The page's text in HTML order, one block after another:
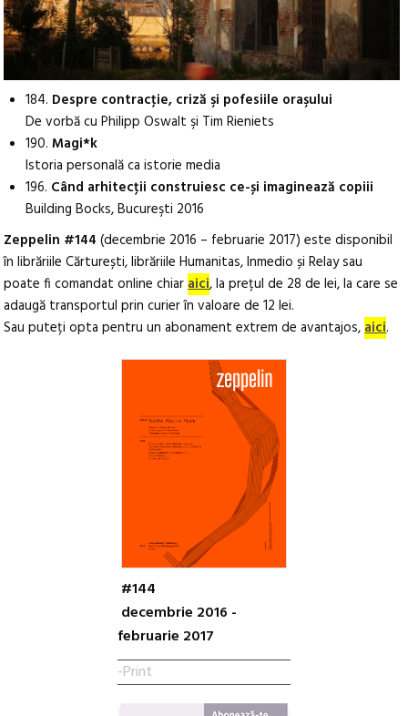
184. Despre contracţie, criză şi pofesiile oraşului
De vorbă cu Philipp Oswalt şi Tim Rieniets
190.Magi*k
Istoria personală ca istorie media
196. Când arhitecţii construiesc ce-și imaginează copiii
Building Bocks, Bucureşti 2016
Zeppelin #144 (decembrie 2016 – februarie 2017) este disponibil
în librăriile Cărturești, librăriile Humanitas, Inmedio și Relay sau
poate fi comandat online chiaraici, la prețul de 28 de lei, la care se
adaugă transportul prin curier în valoare de 12 lei.
Sau puteți opta pentru un abonament extrem de avantajos,aici.
#144
decembrie 2016 -
februarie 2017
-Print